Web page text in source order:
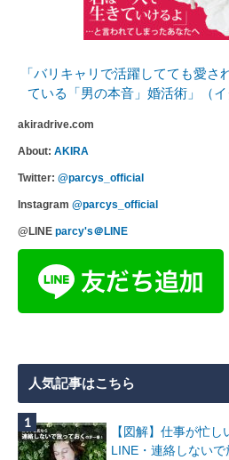
「バリキャリで活躍してても愛さ
ている「男の本音」婚活術」（イ
akiradrive.com
About: AKIRA
Twitter: @parcys_official
Instagram @parcys_official
@LINE parcy's＠LINE
人気記事はこちら
【図解】仕事が忙し
LINE・連絡しない